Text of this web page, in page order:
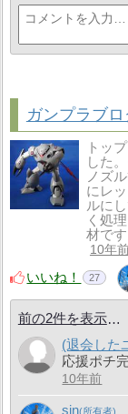
ガンプラブ
トッ
した
ノズ
にレ
ルに
く処
材で
10年
いいね！ 27
前の2件を表示
(退会した
応援ポチ
10年前
sin